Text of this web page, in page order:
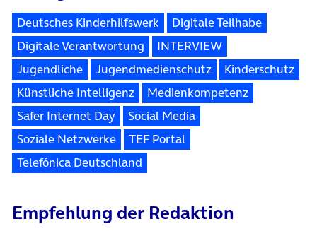
Deutsches Kinderhilfswerk
Digitale Teilhabe
Digitale Verantwortung
INTERVIEW
Jugendliche
Jugendmedienschutz
Kinderschutz
Künstliche Intelligenz
Medienkompetenz
Safer Internet Day
Social Media
Soziale Netzwerke
TEF Portal
Telefónica Deutschland
Empfehlung der Redaktion